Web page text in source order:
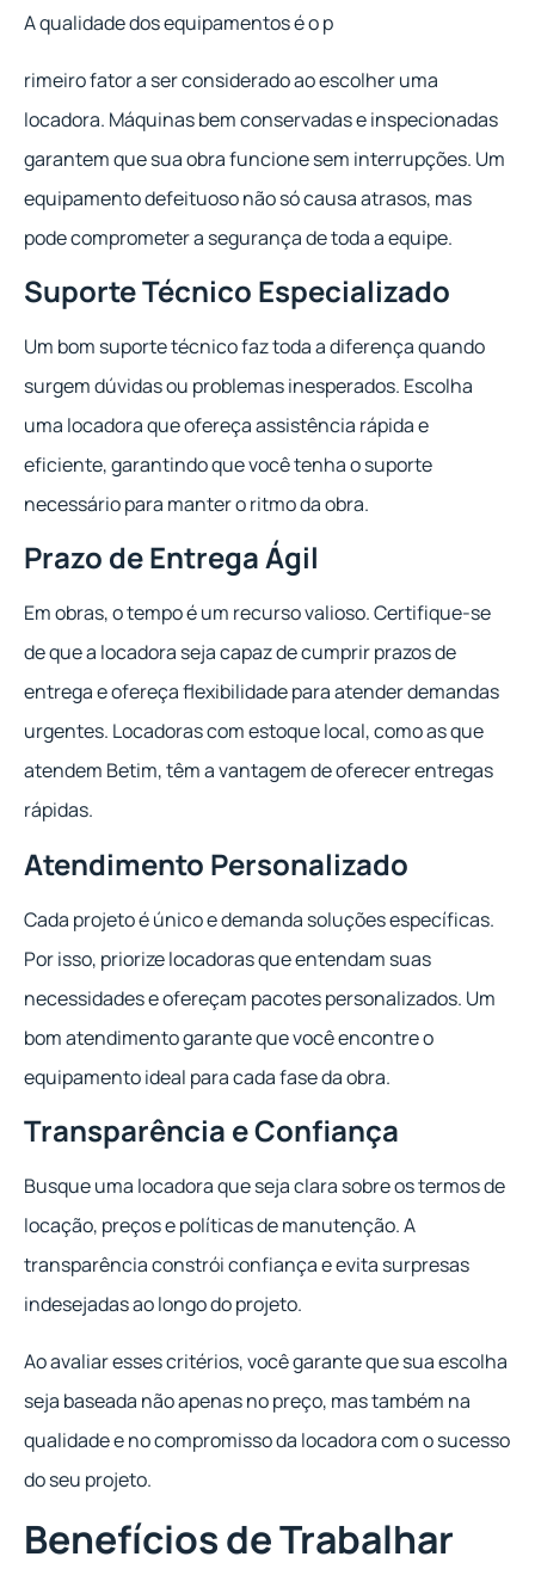
A qualidade dos equipamentos é o p
rimeiro fator a ser considerado ao escolher uma
locadora. Máquinas bem conservadas e inspecionadas
garantem que sua obra funcione sem interrupções. Um
equipamento defeituoso não só causa atrasos, mas
pode comprometer a segurança de toda a equipe.
Suporte Técnico Especializado
Um bom suporte técnico faz toda a diferença quando
surgem dúvidas ou problemas inesperados. Escolha
uma locadora que ofereça assistência rápida e
eficiente, garantindo que você tenha o suporte
necessário para manter o ritmo da obra.
Prazo de Entrega Ágil
Em obras, o tempo é um recurso valioso. Certifique-se
de que a locadora seja capaz de cumprir prazos de
entrega e ofereça flexibilidade para atender demandas
urgentes. Locadoras com estoque local, como as que
atendem Betim, têm a vantagem de oferecer entregas
rápidas.
Atendimento Personalizado
Cada projeto é único e demanda soluções específicas.
Por isso, priorize locadoras que entendam suas
necessidades e ofereçam pacotes personalizados. Um
bom atendimento garante que você encontre o
equipamento ideal para cada fase da obra.
Transparência e Confiança
Busque uma locadora que seja clara sobre os termos de
locação, preços e políticas de manutenção. A
transparência constrói confiança e evita surpresas
indesejadas ao longo do projeto.
Ao avaliar esses critérios, você garante que sua escolha
seja baseada não apenas no preço, mas também na
qualidade e no compromisso da locadora com o sucesso
do seu projeto.
Benefícios de Trabalhar